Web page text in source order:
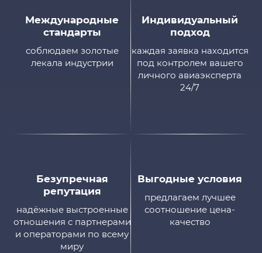
Международные
стандарты
соблюдаем золотые
лекала индустрии
Индивидуальный
подход
каждая заявка находится
под контролем вашего
личного авиаэксперта
24/7
Безупречная
репутация
надёжные выстроенные
отношения с партнерами
и операторами по всему
миру
Выгодные условия
предлагаем лучшее
соотношение цена-
качество